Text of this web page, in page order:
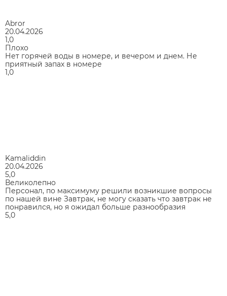
Abror
20.04.2026
1,0
Плохо
Нет горячей воды в номере, и вечером и днем. Не
приятный запах в номере
1,0
Kamaliddin
20.04.2026
5,0
Великолепно
Персонал, по максимуму решили возникшие вопросы
по нашей вине Завтрак, не могу сказать что завтрак не
понравился, но я ожидал больше разнообразия
5,0